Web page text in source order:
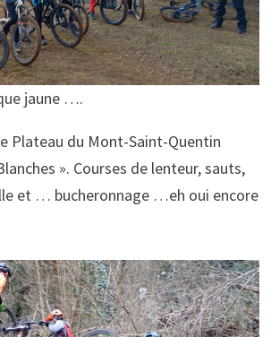
jaune ….
Plateau du Mont-Saint-Quentin
». Courses de lenteur, sauts,
et … bucheronnage …eh oui encore